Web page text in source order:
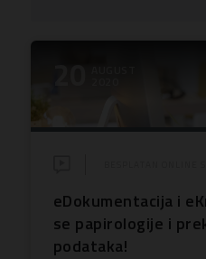
eDokumentacija i
se papirologije i
podataka!